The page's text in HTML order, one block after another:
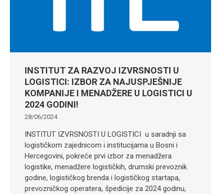
INSTITUT ZA RAZVOJ IZVRSNOSTI U
LOGISTICI: IZBOR ZA NAJUSPJEŠNIJE
KOMPANIJE I MENADŽERE U LOGISTICI U
2024 GODINI!
28/06/2024
INSTITUT IZVRSNOSTI U LOGISTICI u saradnji sa
logističkom zajednicom i institucijama u Bosni i
Hercegovini, pokreće prvi izbor za menadžera
logistike, menadžere logističkih, drumski prevoznik
godine, logističkog brenda i logističkog startapa,
prevozničkog operatera, špedicije za 2024 godinu,